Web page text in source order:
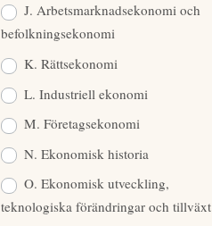
J. Arbetsmarknadsekonomi och
befolkningsekonomi
K. Rättsekonomi
L. Industriell ekonomi
M. Företagsekonomi
N. Ekonomisk historia
O. Ekonomisk utveckling,
teknologiska förändringar och tillväxt